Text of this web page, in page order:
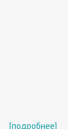
[подробнее]